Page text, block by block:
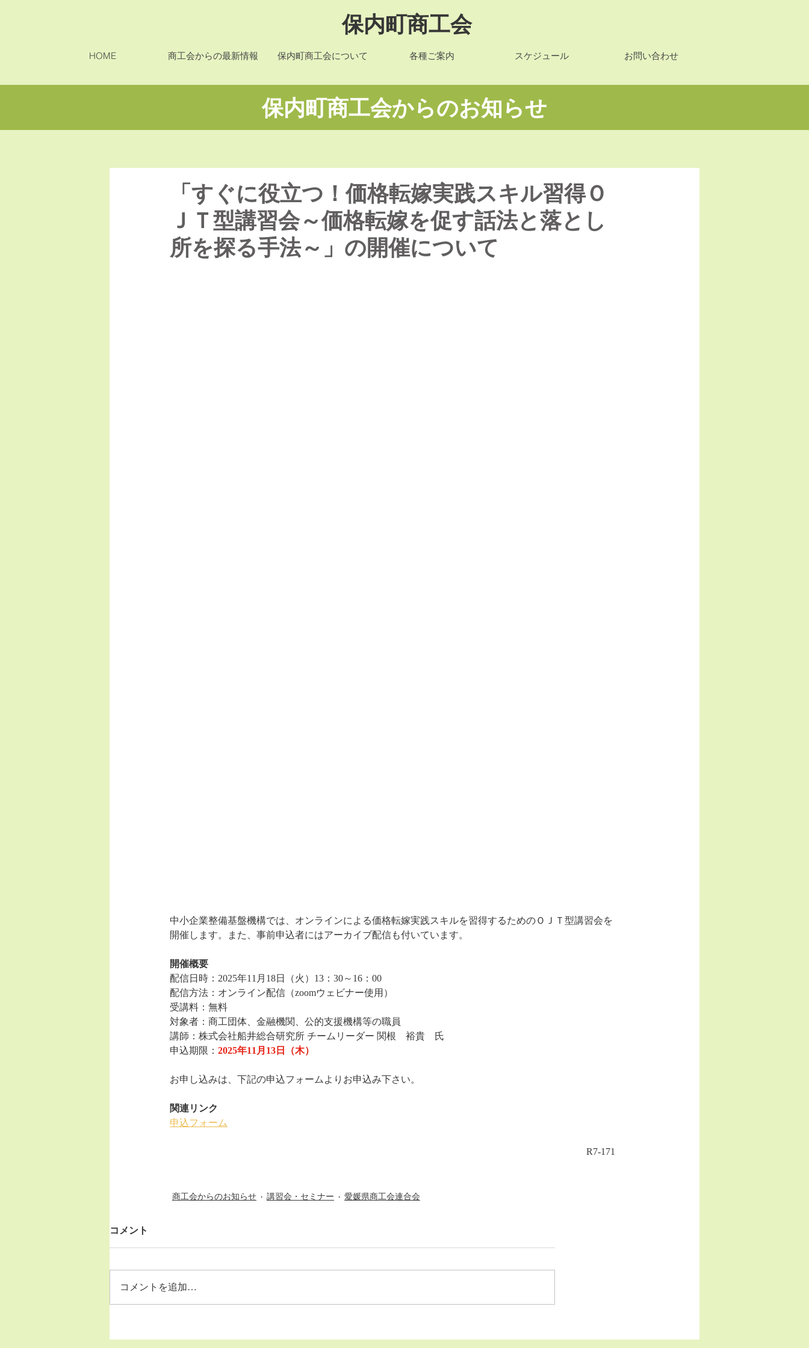
保内町商工会
HOME 商工会からの最新情報 保内町商工会について 各種ご案内 スケジュール お問い合わせ
​保内町商工会からのお知らせ
「すぐに役立つ！価格転嫁実践スキル習得Ｏ
ＪＴ型講習会～価格転嫁を促す話法と落とし
所を探る手法～」の開催について
中小企業整備基盤機構では、オンラインによる価格転嫁実践スキルを習得するためのＯＪＴ型講習会を
開催します。また、事前申込者にはアーカイブ配信も付いています。
開催概要
配信日時：2025年11月18日（火）13：30～16：00
配信方法：オンライン配信（zoomウェビナー使用）
受講料：無料
対象者：商工団体、金融機関、公的支援機構等の職員
講師：株式会社船井総合研究所 チームリーダー 関根　裕貴　氏
申込期限： 2025年11月13日（木）
お申し込みは、下記の申込フォームよりお申込み下さい。
関連リンク
申込フォーム
R7-171
商工会からのお知らせ 講習会・セミナー 愛媛県商工会連合会
コメント
コメントを追加…